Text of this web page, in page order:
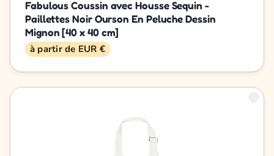
Fabulous Coussin avec Housse Sequin -
Paillettes Noir Ourson En Peluche Dessin
Mignon [40 x 40 cm]
à partir de EUR €